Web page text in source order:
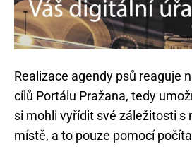
Realizace agendy psů reaguje
cílů Portálu Pražana, tedy
si mohli vyřídit své záležitosti s
místě, a to pouze pomocí